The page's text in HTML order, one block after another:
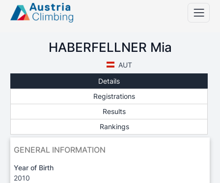
HABERFELLNER Mia
AUT
Details
Registrations
Results
Rankings
GENERAL INFORMATION
Year of Birth
2010